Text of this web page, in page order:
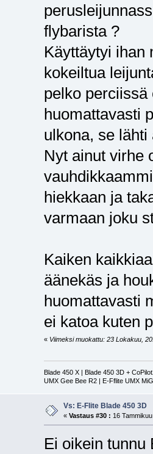
flybarista ?
Käyttäytyi ihan
kokeiltua
pelko
huomattavasti
ulkona, se
Nyt ainut virhe
hiekkaan ja
varmaan joku
Kaiken
äänekäs ja
huomattavasti
ei katoa kuten
« Viimeksi muokattu: 23 Lokakuu,
Blade 450 X | Blade 450 3D +
UMX Gee Bee R2 | E-Fflite UMX
Vs: E-Flite Blade 450 3D
« Vastaus #30 : 16
Ei oikein tunnu